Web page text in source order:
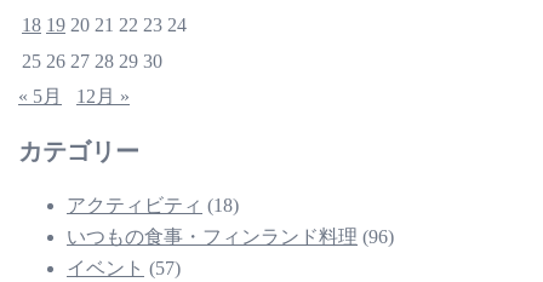
18 19 20 21 22 23 24
25 26 27 28 29 30
« 5月
12月 »
カテゴリー
アクティビティ (18)
いつもの食事・フィンランド料理 (96)
イベント (57)